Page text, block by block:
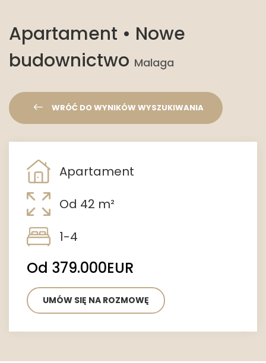
Apartament • Nowe
budownictwo Malaga
WRÓĆ DO WYNIKÓW WYSZUKIWANIA
Apartament
Od 42 m²
1-4
Od 379.000EUR
UMÓW SIĘ NA ROZMOWĘ